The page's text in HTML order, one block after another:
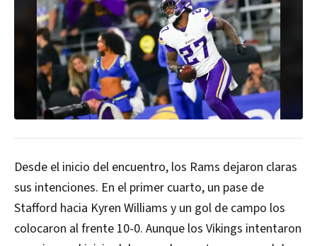
Desde el inicio del encuentro, los Rams dejaron claras
sus intenciones. En el primer cuarto, un pase de
Stafford hacia Kyren Williams y un gol de campo los
colocaron al frente 10-0. Aunque los Vikings intentaron